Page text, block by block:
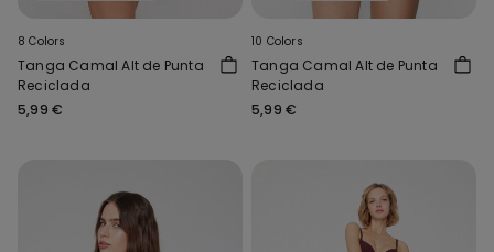
8 Colors
Tanga Camal Alt de Punta
Reciclada
5,99 €
10 Colors
Tanga Camal Alt de Punta
Reciclada
5,99 €